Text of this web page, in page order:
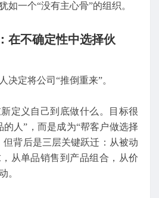
如一个“没有主心骨”的组织。
在不确定性中选择伙
决定将公司“推倒重来”。
定义自己到底做什么。目标很
的人”，而是成为“帮客户做选择
但背后是三层关键跃迁：从被动
从单品销售到产品组合，从价
。